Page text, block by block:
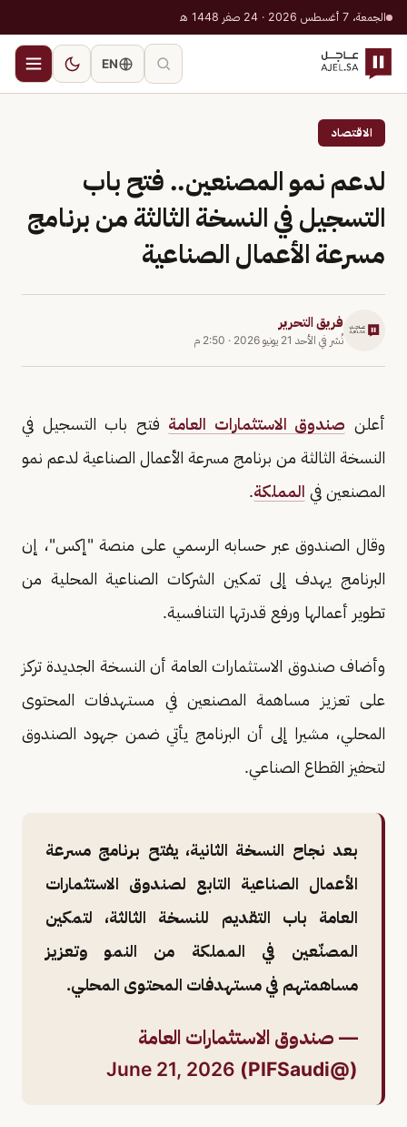
الجمعة، 7 أغسطس 2026 · 24 صفر 1448 هـ
EN
الاقتصاد
لدعم نمو المصنعين.. فتح باب
التسجيل في النسخة الثالثة من برنامج
مسرعة الأعمال الصناعية
فريق التحرير
نُشر في الأحد 21 يونيو 2026 · 2:50 م
أعلن صندوق الاستثمارات العامة فتح باب التسجيل في
النسخة الثالثة من برنامج مسرعة الأعمال الصناعية لدعم نمو
المصنعين في المملكة.
وقال الصندوق عبر حسابه الرسمي على منصة "إكس"، إن
البرنامج يهدف إلى تمكين الشركات الصناعية المحلية من
تطوير أعمالها ورفع قدرتها التنافسية.
وأضاف صندوق الاستثمارات العامة أن النسخة الجديدة تركز
على تعزيز مساهمة المصنعين في مستهدفات المحتوى
المحلي، مشيرا إلى أن البرنامج يأتي ضمن جهود الصندوق
لتحفيز القطاع الصناعي.
بعد نجاح النسخة الثانية، يفتح برنامج مسرعة
الأعمال الصناعية التابع لصندوق الاستثمارات
العامة باب التقديم للنسخة الثالثة، لتمكين
المصنّعين في المملكة من النمو وتعزيز
مساهمتهم في مستهدفات المحتوى المحلي.
— صندوق الاستثمارات العامة
(@PIFSaudi)
June 21, 2026